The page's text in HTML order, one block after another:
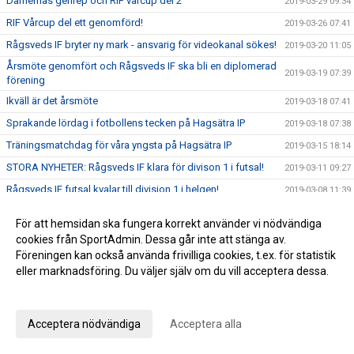
RIF Vårcup del ett genomförd! 2019-03-26 07:41
Rågsveds IF bryter ny mark - ansvarig för videokanal sökes! 2019-03-20 11:05
Årsmöte genomfört och Rågsveds IF ska bli en diplomerad
förening
2019-03-19 07:39
Ikväll är det årsmöte 2019-03-18 07:41
Sprakande lördag i fotbollens tecken på Hagsätra IP 2019-03-18 07:38
Träningsmatchdag för våra yngsta på Hagsätra IP 2019-03-15 18:14
STORA NYHETER: Rågsveds IF klara för divison 1 i futsal! 2019-03-11 09:27
Rågsveds IF futsal kvalar till division 1 i helgen! 2019-03-08 11:39
Årets första vänskapsmatchdag igång
Träningsmatchdag 1 för ungdomar 2019-03-01 15:04
Rågsveds IF seriesegrare 2019-02-18 12:37
Dubbeltia i Fisksätra!
För att hemsidan ska fungera korrekt använder vi nödvändiga
cookies från SportAdmin. Dessa går inte att stänga av.
Föreningen kan också använda frivilliga cookies, t.ex. för statistik
eller marknadsföring. Du väljer själv om du vill acceptera dessa.
Acceptera nödvändiga Acceptera alla